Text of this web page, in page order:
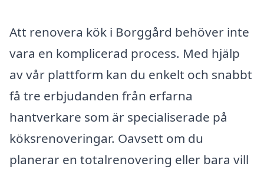
Att renovera kök i Borggård behöver inte
vara en komplicerad process. Med hjälp
av vår plattform kan du enkelt och snabbt
få tre erbjudanden från erfarna
hantverkare som är specialiserade på
köksrenoveringar. Oavsett om du
planerar en totalrenovering eller bara vill